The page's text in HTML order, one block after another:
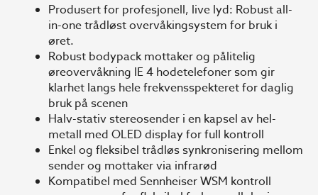
Produsert for profesjonell, live lyd: Robust all-
in-one trådløst overvåkingsystem for bruk i
øret.
Robust bodypack mottaker og pålitelig
øreovervåkning IE 4 hodetelefoner som gir
klarhet langs hele frekvensspekteret for daglig
bruk på scenen
Halv-stativ stereosender i en kapsel av hel-
metall med OLED display for full kontroll
Enkel og fleksibel trådløs synkronisering mellom
sender og mottaker via infrarød
Kompatibel med Sennheiser WSM kontroll